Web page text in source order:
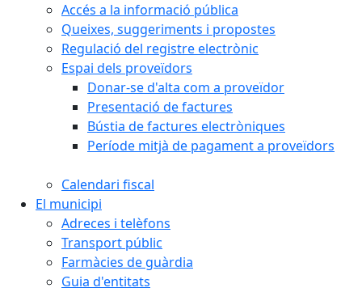
Accés a la informació pública
Queixes, suggeriments i propostes
Regulació del registre electrònic
Espai dels proveïdors
Donar-se d'alta com a proveïdor
Presentació de factures
Bústia de factures electròniques
Període mitjà de pagament a proveïdors
Calendari fiscal
El municipi
Adreces i telèfons
Transport públic
Farmàcies de guàrdia
Guia d'entitats